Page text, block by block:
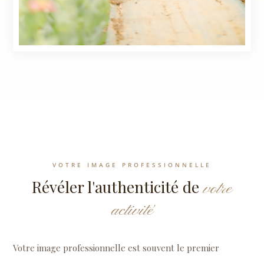
VOTRE IMAGE PROFESSIONNELLE
Révéler l'authenticité devotre
activité
Votre image professionnelle est souvent le premier